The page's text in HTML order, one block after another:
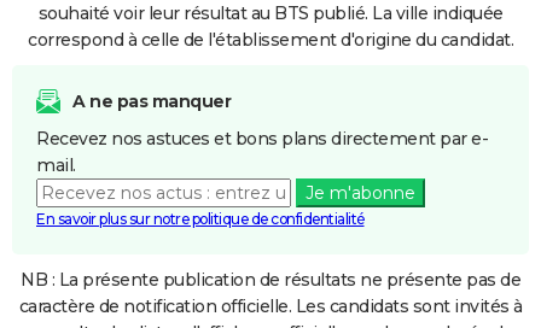
souhaité voir leur résultat au BTS publié. La ville indiquée
correspond à celle de l'établissement d'origine du candidat.
A ne pas manquer
Recevez nos astuces et bons plans directement par e-
mail.
Je m'abonne
En savoir plus sur notre politique de confidentialité
NB : La présente publication de résultats ne présente pas de
caractère de notification officielle. Les candidats sont invités à